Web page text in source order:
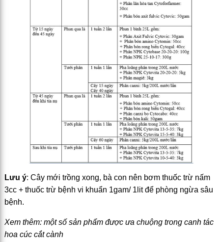
Lưu ý: Cây mới trồng xong, bà con nên bơm thuốc trừ nấm
3cc + thuốc trừ bệnh vi khuẩn 1gam/ 1lit để phòng ngừa sâu
bệnh.
Xem thêm: một số sản phẩm được ưa chuộng trong canh tác
hoa cúc cắt cành